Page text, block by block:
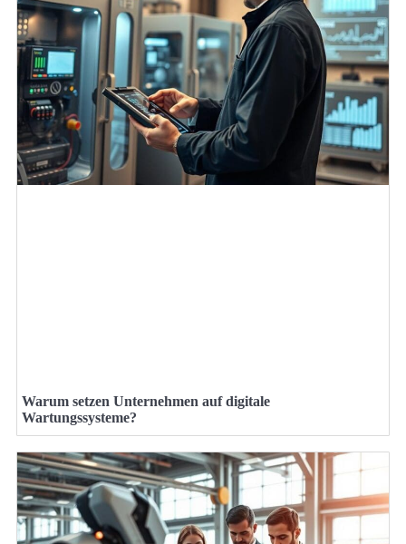
Warum setzen Unternehmen auf digitale
Wartungssysteme?